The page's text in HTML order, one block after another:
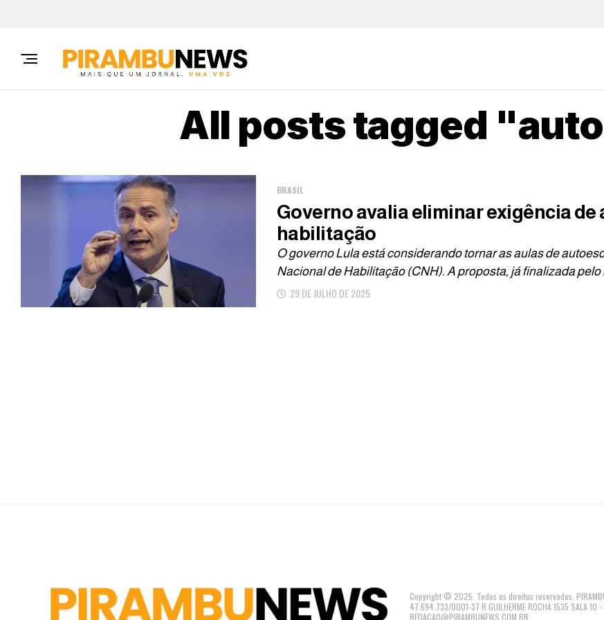
All posts tagged
BRASIL
Governo avalia eliminar exigência
habilitação
O governo Lula está considerando tornar as aulas de
Nacional de Habilitação (CNH). A proposta, já finalizada pelo
29 DE JULHO DE 2025
Copyright © 2025. Todos os direitos reservados. PIRAMBU
47.694.733/0001-37 R GUILHERME ROCHA 1535 SALA 10 -
REDACAO@PIRAMBUNEWS.COM.BR